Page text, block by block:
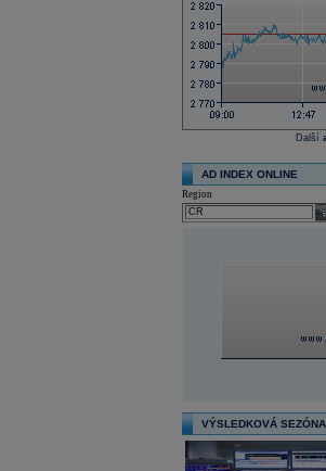
Další
AD INDEX ONLINE
Region
VÝSLEDKOVÁ SEZÓNA